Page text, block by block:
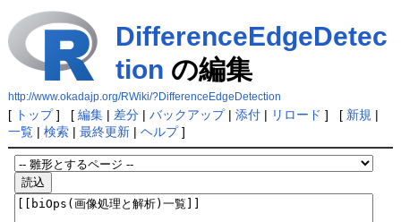
DifferenceEdgeDetec
tion の編集
http://www.okadajp.org/RWiki/?DifferenceEdgeDetection
[ トップ] [ 編集| 差分| バックアップ| 添付| リロード ] [ 新規 |
一覧| 検索| 最終更新| ヘルプ]